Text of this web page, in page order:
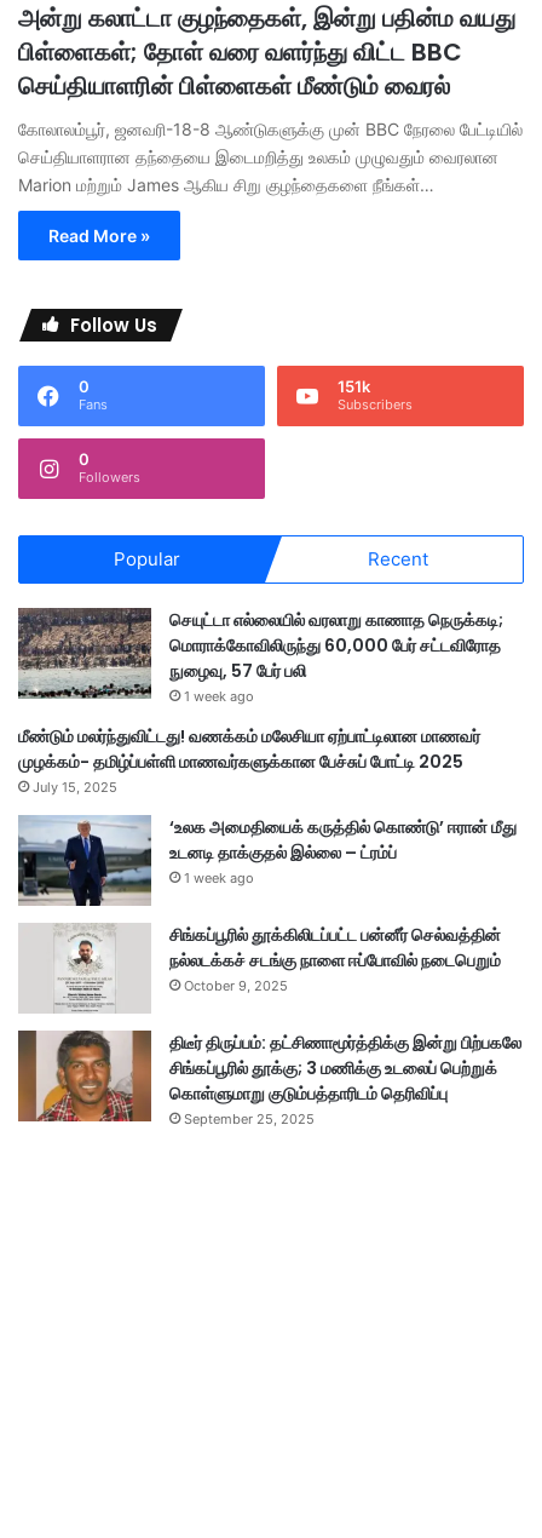
அன்று கலாட்டா குழந்தைகள், இன்று பதின்ம வயது
பிள்ளைகள்; தோள் வரை வளர்ந்து விட்ட BBC
செய்தியாளரின் பிள்ளைகள் மீண்டும் வைரல்
கோலாலம்பூர், ஜனவரி-18-8 ஆண்டுகளுக்கு முன் BBC நேரலை பேட்டியில்
செய்தியாளரான தந்தையை இடைமறித்து உலகம் முழுவதும் வைரலான
Marion மற்றும் James ஆகிய சிறு குழந்தைகளை நீங்கள்…
Read More »
Follow Us
0
Fans
151k
Subscribers
0
Followers
Popular Recent
செயுட்டா எல்லையில் வரலாறு காணாத நெருக்கடி;
மொராக்கோவிலிருந்து 60,000 பேர் சட்டவிரோத
நுழைவு, 57 பேர் பலி
1 week ago
மீண்டும் மலர்ந்துவிட்டது! வணக்கம் மலேசியா ஏற்பாட்டிலான மாணவர்
முழக்கம்- தமிழ்ப்பள்ளி மாணவர்களுக்கான பேச்சுப் போட்டி 2025
July 15, 2025
‘உலக அமைதியைக் கருத்தில் கொண்டு’ ஈரான் மீது
உடனடி தாக்குதல் இல்லை – ட்ரம்ப்
1 week ago
சிங்கப்பூரில் தூக்கிலிடப்பட்ட பன்னீர் செல்வத்தின்
நல்லடக்கச் சடங்கு நாளை ஈப்போவில் நடைபெறும்
October 9, 2025
திடீர் திருப்பம்: தட்சிணாமூர்த்திக்கு இன்று பிற்பகலே
சிங்கப்பூரில் தூக்கு; 3 மணிக்கு உடலைப் பெற்றுக்
கொள்ளுமாறு குடும்பத்தாரிடம் தெரிவிப்பு
September 25, 2025